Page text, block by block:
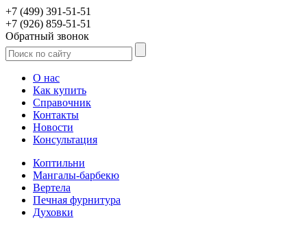
+7 (499) 391-51-51
+7 (926) 859-51-51
Обратный звонок
О нас
Как купить
Справочник
Контакты
Новости
Консультация
Коптильни
Мангалы-барбекю
Вертела
Печная фурнитура
Духовки